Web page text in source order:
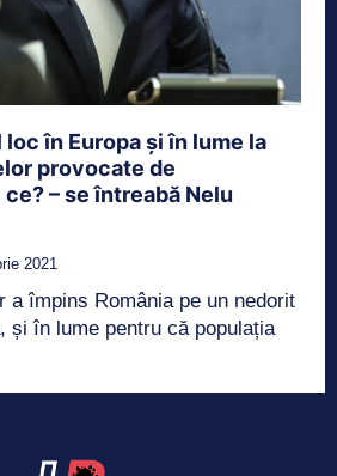
loc în Europa și în lume la
provocate de
– se întreabă Nelu
2021
a împins România pe un nedorit
și în lume pentru că populația